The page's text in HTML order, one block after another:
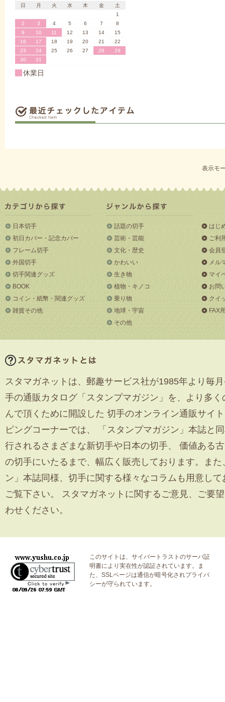
日
月 火 水 木 金
土
1
2
3 4 5 6 7
8
9
10 11 12 13 14
15
16
17 18 19 20 21
22
23
24 25 26 27 28
29
30
31
休業日
表示モ
日本切手
初日カバー・記念カバー
フレーム切手
外国切手
切手関連グッズ
BOOK
コイン・紙幣・関連グッズ
雑貨その他
話題の切手
芸術・芸能
文化・歴史
かわいい
生き物
植物・キノコ
乗り物
地球・宇宙
その他
はじ
ご利
会員
メル
マイ
お問
クイ
FAX
スタマガネットは、郵趣サービス社が1985年より毎
手の通販カタログ「スタンプマガジン」を、より多
んで頂くために開設した 切手のオンライン通販サイ
ピングコーナーでは、 「スタンプマガジン」本誌と
行されるさまざまな新切手や日本の切手、 価値ある
の切手にいたるまで、幅広く販売しております。ま
ン」本誌同様、切手に関する様々なコラムも用意し
ご覧下さい。 スタマガネットに関するご意見、ご要
わせください。
このサイトは、サイバートラストのサーバ証
明書により実在性が認証されています。ま
た、SSLページは通信が暗号化されプライバ
シーが守られています。